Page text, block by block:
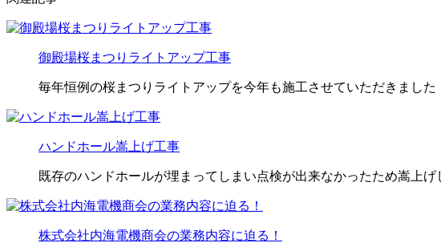
御殿場桜まつりライトアップ工事
毎年恒例の桜まつりライトアップを今年も施工させていただきまし
ハンドホール嵩上げ工事
既存のハンドホールが埋まってしまい点検が出来なかったため嵩上
株式会社内海電機商会の業務内容に迫る！